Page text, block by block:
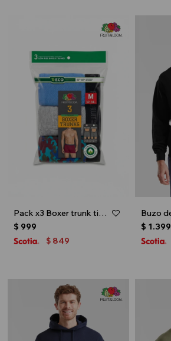
Pack x3 Boxer trunk tiro bajo para caballero - Multicolor
$ 999
$ 849
$ 1.399